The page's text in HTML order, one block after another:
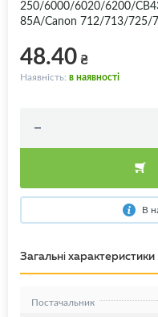
250/6000/6020/6200/
85A/Canon 712/713/725/
48.40₴
Наявність: в наявності
В
Загальні характеристики
Постачальник